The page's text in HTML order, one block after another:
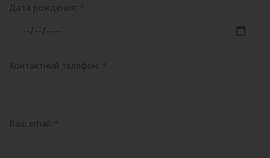
Дата рождения:
Контактный телефон:
Ваш email: